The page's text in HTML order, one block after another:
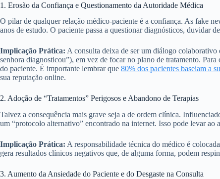
1. Erosão da Confiança e Questionamento da Autoridade Médica
O pilar de qualquer relação médico-paciente é a confiança. As fake
anos de estudo. O paciente passa a questionar diagnósticos, duvidar
Implicação Prática: A consulta deixa de ser um diálogo colaborativo
senhora diagnosticou”), em vez de focar no plano de tratamento.
do paciente. É importante lembrar que 80% dos pacientes baseiam a
sua reputação online.
2. Adoção de “Tratamentos” Perigosos e Abandono de Terapias
Talvez a consequência mais grave seja a de ordem clínica.
um “protocolo alternativo” encontrado na internet. Isso pode levar
Implicação Prática: A responsabilidade técnica do médico é
gera resultados clínicos negativos que, de alguma forma, podem
3. Aumento da Ansiedade do Paciente e do Desgaste na Consulta